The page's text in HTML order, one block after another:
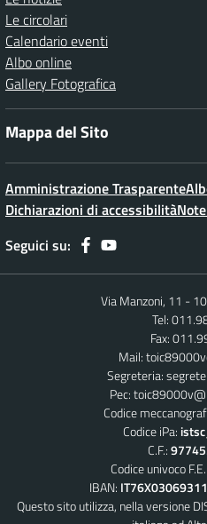
Le circolari
Calendario eventi
Albo online
Gallery Fotografica
Mappa del Sito
Amministrazione Trasparente
Dichiarazioni di accessibilità
Seguici su:
Via Manzoni, 11 -
Tel:
Fax:
Mail:
Segreteria:
Pec:
Codice
Codice iPa:
C.F.:
Codice univoco
IBAN:
Questo sito utilizza, nella versione